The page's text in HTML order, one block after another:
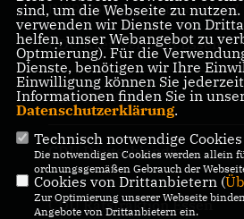
IMPRESSUM DATENSCHUTZ
CDU Kreisverband Essen
CDU NRW
CDU Deutschlands
CDU Ratsfraktion Essen
sind, um die Webseite zu
verwenden wir Dienste von
helfen, unser Webangebot zu
Optmierung). Für die
Dienste, benötigen wir Ihre
Einwilligung können Sie
Informationen finden Sie in
Datenschutzerklärung.
Technisch notwendige Cookies
Die notwendigen Cookies werden allein
ordnungsgemäßen Gebrauch der
Cookies von Drittanbietern (
Zur Optimierung unserer Webseite
Angebote von Drittanbietern ein.